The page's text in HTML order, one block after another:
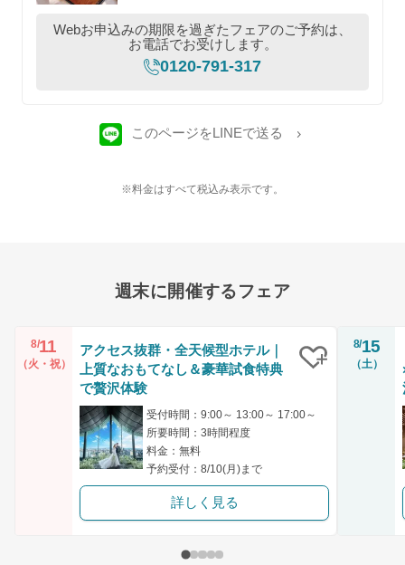
Webお申込みの期限を過ぎたフェアのご予約は、
お電話でお受けします。
0120-791-317
このページをLINEで送る
※料金はすべて税込み表示です。
週末に開催するフェア
8/11
（火・祝）
アクセス抜群・全天候型ホテル｜
上質なおもてなし＆豪華試食特典
で贅沢体験
受付時間：9:00～ 13:00～ 17:00～
所要時間：3時間程度
料金：無料
予約受付：8/10(月)まで
詳しく見る
8/15
（土）